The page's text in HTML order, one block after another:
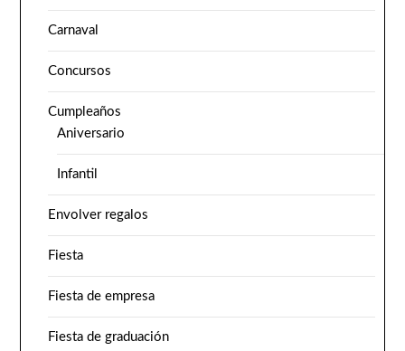
Carnaval
Concursos
Cumpleaños
Aniversario
Infantil
Envolver regalos
Fiesta
Fiesta de empresa
Fiesta de graduación